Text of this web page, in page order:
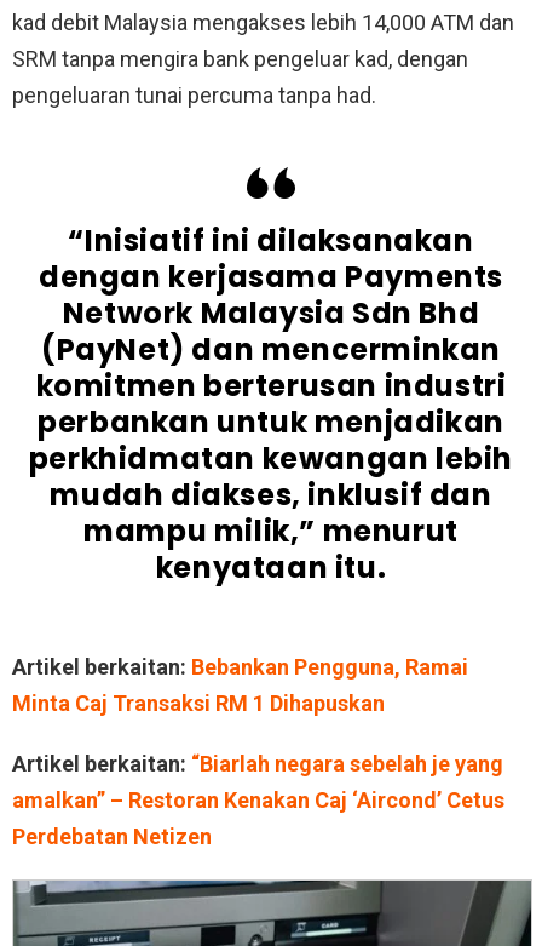
kad debit Malaysia mengakses lebih 14,000 ATM dan
SRM tanpa mengira bank pengeluar kad, dengan
pengeluaran tunai percuma tanpa had.
“Inisiatif ini dilaksanakan
dengan kerjasama Payments
Network Malaysia Sdn Bhd
(PayNet) dan mencerminkan
komitmen berterusan industri
perbankan untuk menjadikan
perkhidmatan kewangan lebih
mudah diakses, inklusif dan
mampu milik,” menurut
kenyataan itu.
Artikel berkaitan: Bebankan Pengguna, Ramai
Minta Caj Transaksi RM 1 Dihapuskan
Artikel berkaitan: “Biarlah negara sebelah je yang
amalkan” – Restoran Kenakan Caj ‘Aircond’ Cetus
Perdebatan Netizen